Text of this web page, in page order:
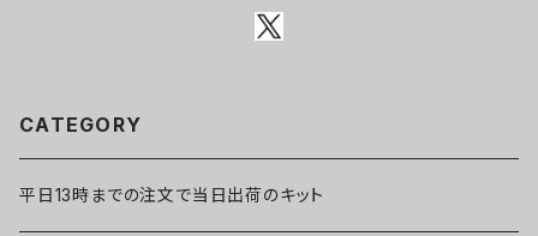
CATEGORY
平日13時までの注文で当日出荷のキット